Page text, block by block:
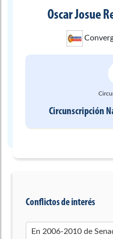
Oscar Josue
Circunscripción
Conflictos de interés
En 2006-2010 de